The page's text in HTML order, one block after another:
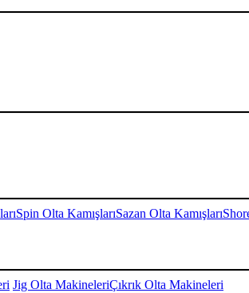
Spin Olta KamışlarıSazan Olta Kamışları
Jig Olta MakineleriÇıkrık Olta Makineleri